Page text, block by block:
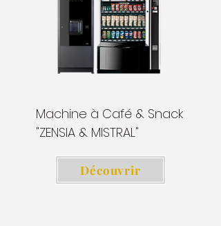
Machine à Café & Snack
"ZENSIA & MISTRAL"
Découvrir